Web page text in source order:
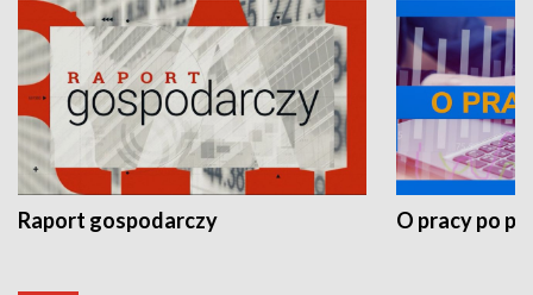
Raport gospodarczy O pracy po